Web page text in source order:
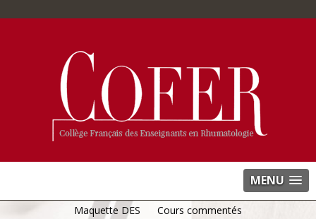
MENU
Maquette DES
Cours commentés